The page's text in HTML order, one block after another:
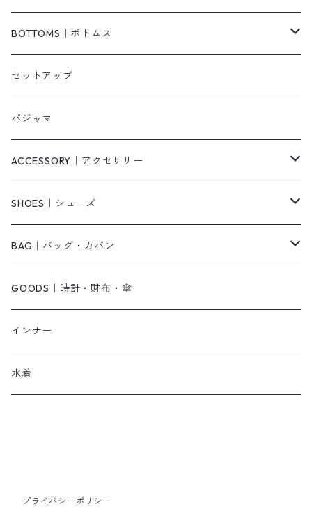
ベスト/チョッキ
タンクトップ/キャミソール
スウェット/パーカー
ニット/セーター
ベアトップ・チューブトップ
その他
コート
カーディガン
ダウンコート
その他
柄
無地
ニットワンピース
ロングワンピース
シャツワンピース
キャミワンピース
オールインワン・サロペット
ジャンパースカート
その他
BOTTOMS｜ボトムス
パンツ・デニム
ショートパンツ
スカート
その他
セットアップ
パジャマ
ACCESSORY｜アクセサリー
ピアス・リング
ネックレス
ベルト
ブレスレット
帽子
ストール・マフラー
SHOES｜シューズ
パンプス
サンダル
ショートブーツ・ブーティ
ロングブーツ
その他
BAG｜バッグ・カバン
ショルダーバッグ
ハンドバッグ
リュック
その他
GOODS｜時計・財布・傘
インナー
水着
プライバシーポリシー